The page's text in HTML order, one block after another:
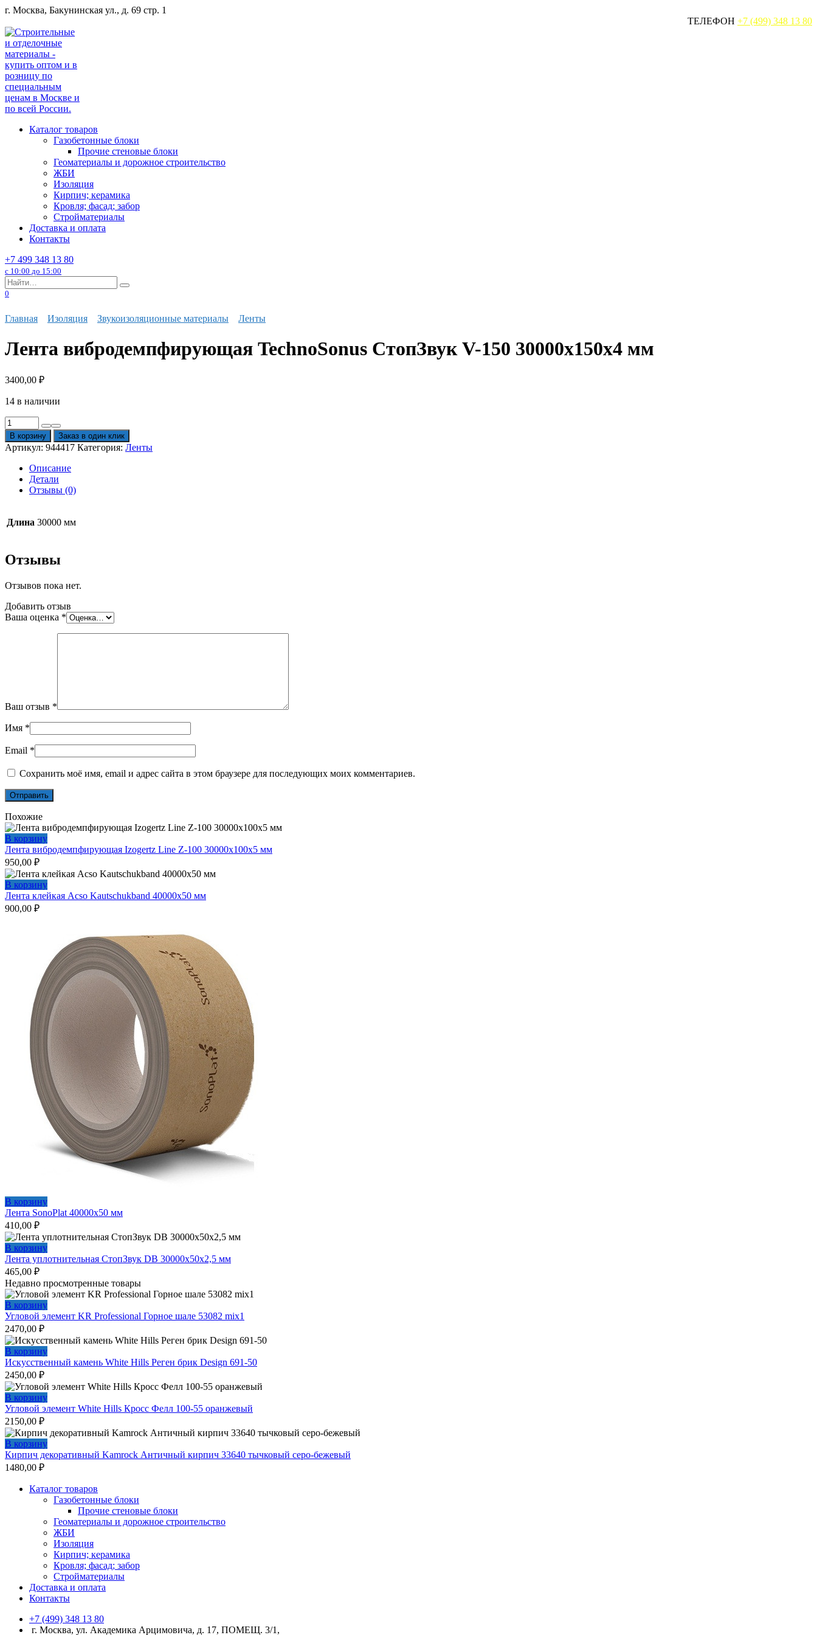
Перейти
содержанию
г. Москва, Бакунинская ул., д. 69 стр. 1
ТЕЛЕФОН +7 (499) 348 13 80
Каталог товаров
Газобетонные блоки
Прочие стеновые блоки
Геоматериалы и дорожное строительство
ЖБИ
Изоляция
Кирпич; керамика
Кровля; фасад; забор
Стройматериалы
Доставка и оплата
Контакты
+7 499 348 13 80
с 10:00 до 15:00
Search
for:
0
Главная Изоляция Звукоизоляционные материалы Ленты
Лента вибродемпфирующая TechnoSonus СтопЗвук V-150 30000x150x4 мм
3400,00 ₽
14 в наличии
Количество
товара
Лента
вибродемпфирующая
TechnoSonus
СтопЗвук
мм
В корзину Заказ в один клик
Артикул: 944417 Категория: Ленты
Описание
Детали
Отзывы (0)
Длина 30000 мм
Отзывы
Отзывов пока нет.
Добавить отзыв
Ваша оценка *
Ваш отзыв *
Имя *
Email *
Сохранить моё имя, email и адрес сайта в этом браузере для последующих моих комментариев.
Похожие
В корзину
Лента вибродемпфирующая Izogertz Line Z-100 30000х100х5 мм
950,00 ₽
В корзину
Лента клейкая Acso Kautschukband 40000х50 мм
900,00 ₽
В корзину
Лента SonoPlat 40000х50 мм
410,00 ₽
В корзину
Лента уплотнительная СтопЗвук DB 30000х50х2,5 мм
465,00 ₽
Недавно просмотренные товары
В корзину
Угловой элемент KR Professional Горное шале 53082 mix1
2470,00 ₽
В корзину
Искусственный камень White Hills Реген брик Design 691-50
2450,00 ₽
В корзину
Угловой элемент White Hills Кросс Фелл 100-55 оранжевый
2150,00 ₽
В корзину
Кирпич декоративный Kamrock Античный кирпич 33640 тычковый серо-бежевый
1480,00 ₽
Каталог товаров
Газобетонные блоки
Прочие стеновые блоки
Геоматериалы и дорожное строительство
ЖБИ
Изоляция
Кирпич; керамика
Кровля; фасад; забор
Стройматериалы
Доставка и оплата
Контакты
+7 (499) 348 13 80
г. Москва, ул. Академика Арцимовича, д. 17, ПОМЕЩ. 3/1,